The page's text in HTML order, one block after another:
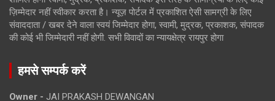
ज़िम्मेदार नहीं स्वीकार करता है। न्यूज़ पोर्टल में प्रकाशित ऐसी सामग्री के लिए
संवाददाता / खबर देने वाला स्वयं जिम्मेदार होगा, स्वामी, मुद्रक, प्रकाशक, संपादक
की कोई भी जिम्मेदारी नहीं होगी. सभी विवादों का न्यायक्षेत्र रायपुर होगा
हमसे सम्पर्क करें
Owner - JAI PRAKASH DEWANGAN